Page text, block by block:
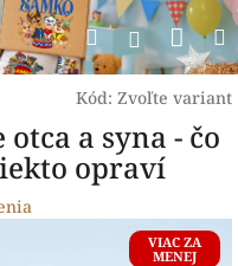
Hľadať
Kód: Zvoľte variant
a syna - čo
opraví
VIAC ZA
MENEJ